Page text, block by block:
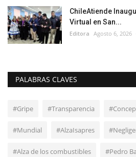
ChileAtiende
Virtual en San...
Editora Agosto 6, 2026
PALABRAS CLAVES
#Gripe #Transparencia
#Mundial #AlzaIsapres
#Alza de los combustibles #Pedro